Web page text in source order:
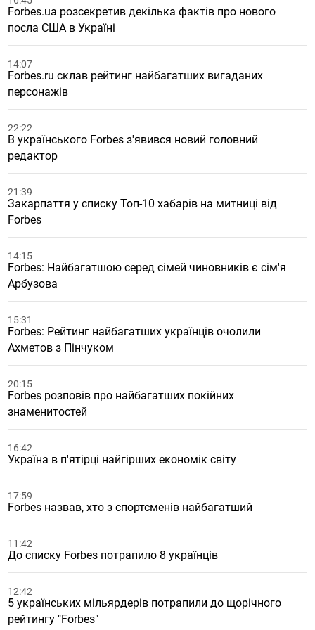
Forbes.ua розсекретив декілька фактів про нового
посла США в Україні
14:07
Forbes.ru склав рейтинг найбагатших вигаданих
персонажів
22:22
В українського Forbes з'явився новий головний
редактор
21:39
Закарпаття у списку Топ-10 хабарів на митниці від
Forbes
14:15
Forbes: Найбагатшою серед сімей чиновників є сім'я
Арбузова
15:31
Forbes: Рейтинг найбагатших українців очолили
Ахметов з Пінчуком
20:15
Forbes розповів про найбагатших покійних
знаменитостей
16:42
Україна в п'ятірці найгірших економік світу
17:59
Forbes назвав, хто з спортсменів найбагатший
11:42
До списку Forbes потрапило 8 українців
12:42
5 українських мільярдерів потрапили до щорічного
рейтингу "Forbes"